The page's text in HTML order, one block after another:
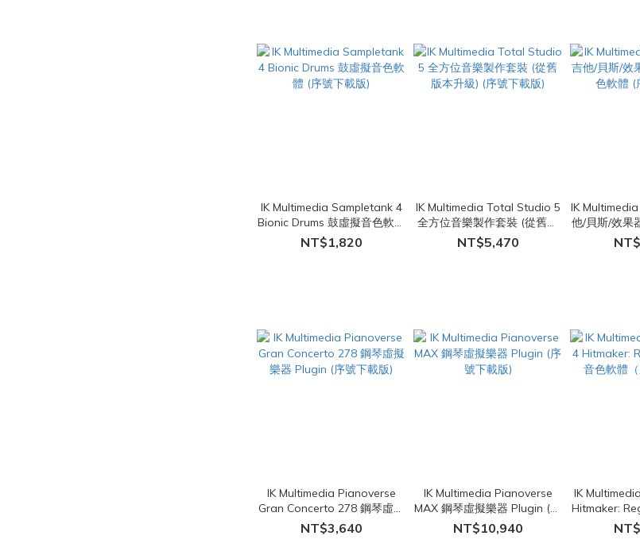
IK Multimedia Sampletank 4
Bionic Drums 鼓虛擬音色軟體
(序號下載版)
NT$1,820
IK Multimedia Total Studio 5
全方位音樂製作套裝 (從舊版
本升級) (序號下載版)
NT$5,470
IK
他/貝斯/效果
軟體 (
IK Multimedia Pianoverse
Gran Concerto 278 鋼琴虛擬
樂器 Plugin (序號下載版)
NT$3,640
IK Multimedia Pianoverse
MAX 鋼琴虛擬樂器 Plugin (序
號下載版)
NT$10,940
IK
Hitmaker:
色軟體（